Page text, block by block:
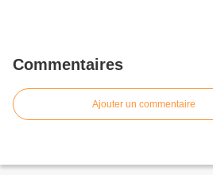
Commentaires
Ajouter un commentaire